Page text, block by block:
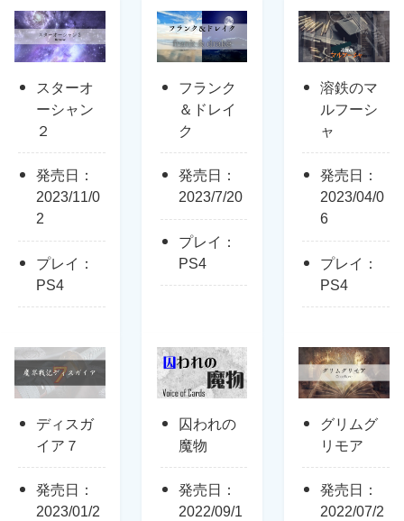
スターオ
ーシャン
２
発売日：
2023/11/0
2
プレイ：
PS4
フランク
＆ドレイ
ク
発売日：
2023/7/20
プレイ：
PS4
溶鉄のマ
ルフーシ
ャ
発売日：
2023/04/0
6
プレイ：
PS4
ディスガ
イア７
発売日：
2023/01/2
囚われの
魔物
発売日：
2022/09/1
グリムグ
リモア
発売日：
2022/07/2